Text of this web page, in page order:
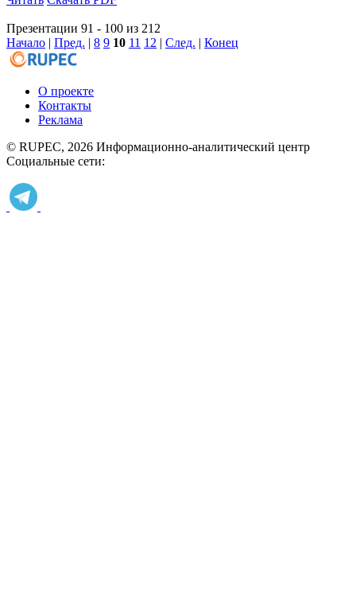
Презентации 91 - 100 из 212
Начало | Пред. | 8 9 10 11 12 | След. | Конец
О проекте
Контакты
Реклама
© RUPEC, 2026 Информационно-аналитический центр
Социальные сети: